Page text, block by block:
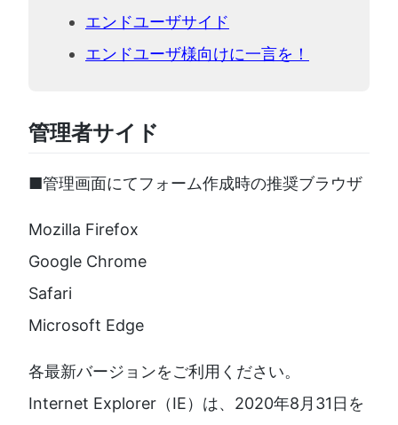
エンドユーザサイド
エンドユーザ様向けに一言を！
管理者サイド
■管理画面にてフォーム作成時の推奨ブラウザ
Mozilla Firefox
Google Chrome
Safari
Microsoft Edge
各最新バージョンをご利用ください。
Internet Explorer（IE）は、2020年8月31日を